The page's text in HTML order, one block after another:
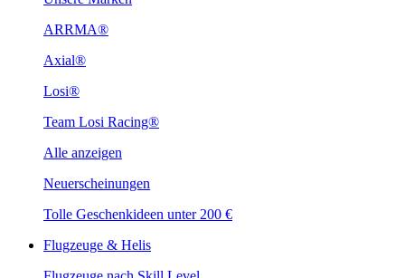
ARRMA®
Axial®
Losi®
Team Losi Racing®
Alle anzeigen
Neuerscheinungen
Tolle Geschenkideen unter 200 €
Flugzeuge & Helis